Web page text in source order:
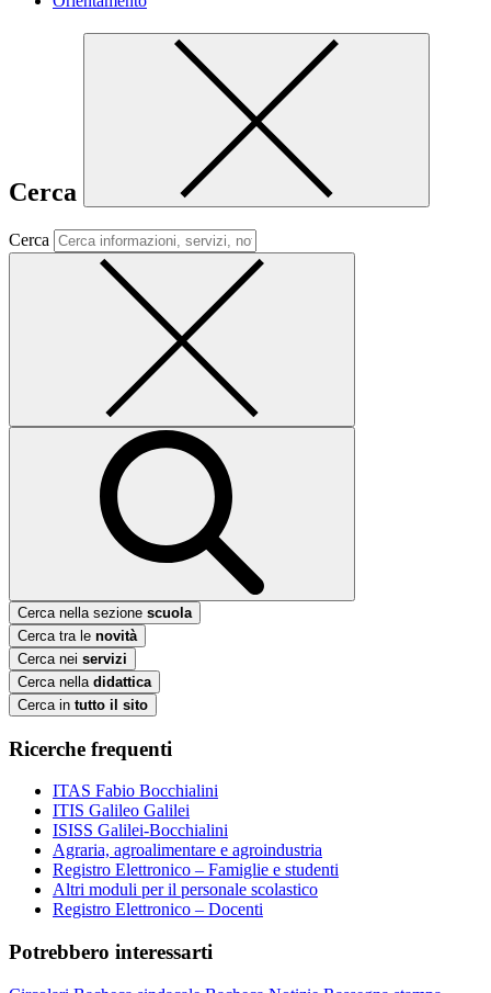
Cerca
Cerca
Cerca nella sezione scuola
Cerca tra le novità
Cerca nei servizi
Cerca nella didattica
Cerca in tutto il sito
Ricerche frequenti
ITAS Fabio Bocchialini
ITIS Galileo Galilei
ISISS Galilei-Bocchialini
Agraria, agroalimentare e agroindustria
Registro Elettronico – Famiglie e studenti
Altri moduli per il personale scolastico
Registro Elettronico – Docenti
Potrebbero interessarti